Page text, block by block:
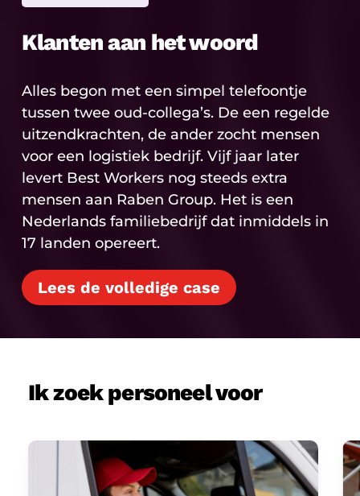
Klanten aan het woord
Alles begon met een simpel telefoontje
tussen twee oud-collega’s. De een regelde
uitzendkrachten, de ander zocht mensen
voor een logistiek bedrijf. Vijf jaar later
levert Best Workers nog steeds extra
mensen aan Raben Group. Het is een
Nederlands familiebedrijf dat inmiddels in
17 landen opereert.
Lees de volledige case
Ik zoek personeel voor
Transport